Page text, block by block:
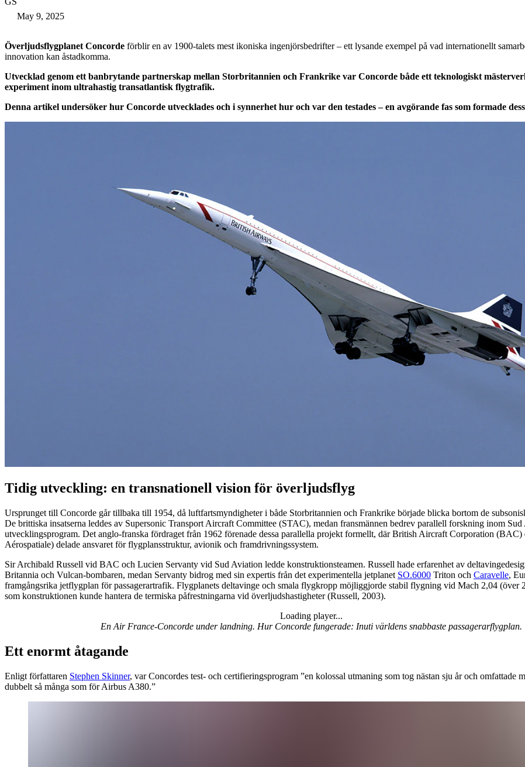
May 9, 2025
Överljudsflygplanet Concorde förblir en av 1900-talets mest ikoniska ingenjörsbedrifter – ett lysande exempel på vad internationellt
innovation kan åstadkomma.
Utvecklad genom ett banbrytande partnerskap mellan Storbritannien och Frankrike var Concorde både ett teknologiskt
experiment inom ultrahastig transatlantisk flygtrafik.
Denna artikel undersöker hur Concorde utvecklades och i synnerhet hur och var den testades – en avgörande fas som formade
Tidig utveckling: en transnationell vision för överljudsflyg
Ursprunget till Concorde går tillbaka till 1954, då luftfartsmyndigheter i både Storbritannien och Frankrike började blicka bortom de
De brittiska insatserna leddes av Supersonic Transport Aircraft Committee (STAC), medan fransmännen bedrev parallell forskning inom Sud
utvecklingsprogram. Det anglo-franska fördraget från 1962 förenade dessa parallella projekt formellt, där British Aircraft Corporation (BAC)
Aérospatiale) delade ansvaret för flygplansstruktur, avionik och framdrivningssystem.
Sir Archibald Russell vid BAC och Lucien Servanty vid Sud Aviation ledde konstruktionsteamen. Russell hade erfarenhet av
Britannia och Vulcan-bombaren, medan Servanty bidrog med sin expertis från det experimentella jetplanet SO.6000 Triton och Caravelle,
framgångsrika jetflygplan för passagerartrafik. Flygplanets deltavinge och smala flygkropp möjliggjorde stabil flygning vid Mach 2,04 (över
som konstruktionen kunde hantera de termiska påfrestningarna vid överljudshastigheter (Russell, 2003).
Loading player...
En Air France-Concorde under landning. Hur Concorde fungerade: Inuti världens snabbaste passagerarflygplan.
Ett enormt åtagande
Enligt författaren Stephen Skinner, var Concordes test- och certifieringsprogram ”en kolossal utmaning som tog nästan sju år och omfattade
dubbelt så många som för Airbus A380.”